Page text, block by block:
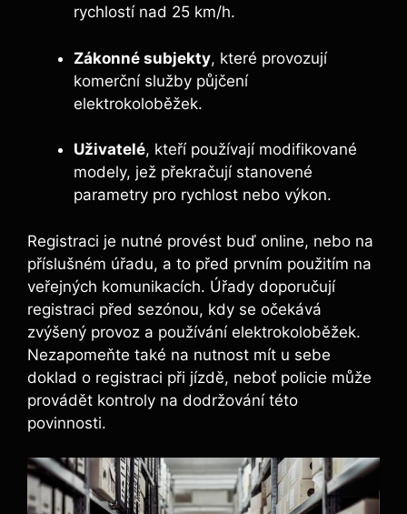
rychlostí nad 25 km/h.
Zákonné subjekty, které provozují
komerční služby půjčení
elektrokoloběžek.
Uživatelé, kteří používají modifikované
modely, jež překračují stanovené
parametry pro rychlost nebo výkon.
Registraci je nutné provést buď online, nebo na
příslušném úřadu, a to před prvním použitím na
veřejných komunikacích. Úřady doporučují
registraci před sezónou, kdy se očekává
zvýšený provoz a používání elektrokoloběžek.
Nezapomeňte také na nutnost mít u sebe
doklad o registraci při jízdě, neboť policie může
provádět kontroly na dodržování této
povinnosti.